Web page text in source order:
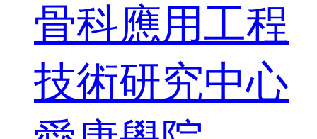
骨科應用工程
技術研究中心